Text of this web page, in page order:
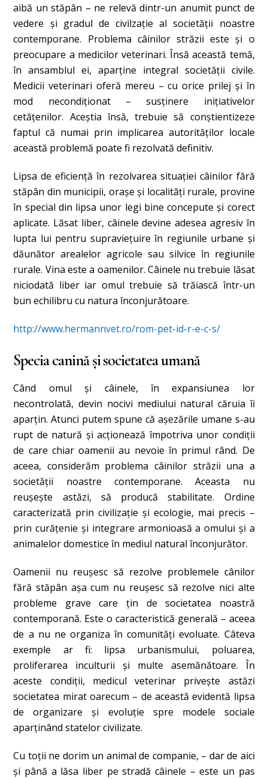
aibă un stăpân – ne relevă dintr-un anumit punct de
vedere și gradul de civilzaţie al societăţii noastre
contemporane. Problema câinilor străzii este şi o
preocupare a medicilor veterinari. Însă această temă,
în ansamblul ei, aparţine integral societăţii civile.
Medicii veterinari oferă mereu – cu orice prilej şi în
mod necondiţionat – susţinere iniţiativelor
cetăţenilor. Aceştia însă, trebuie să conştientizeze
faptul că numai prin implicarea autorităţilor locale
această problemă poate fi rezolvată definitiv.
Lipsa de eficienţă în rezolvarea situației câinilor fără
stăpân din municipii, oraşe şi localităţi rurale, provine
în special din lipsa unor legi bine concepute şi corect
aplicate. Lăsat liber, câinele devine adesea agresiv în
lupta lui pentru supravieţuire în regiunile urbane şi
dăunător arealelor agricole sau silvice în regiunile
rurale. Vina este a oamenilor. Câinele nu trebuie lăsat
niciodată liber iar omul trebuie să trăiască într-un
bun echilibru cu natura înconjurătoare.
http://www.hermannvet.ro/rom-pet-id-r-e-c-s/
Specia canină și societatea umană
Când omul şi câinele, în expansiunea lor
necontrolată, devin nocivi mediului natural căruia îi
aparţin. Atunci putem spune că aşezările umane s-au
rupt de natură şi acţionează împotriva unor condiții
de care chiar oamenii au nevoie în primul rând. De
aceea, considerăm problema câinilor străzii una a
societăţii noastre contemporane. Aceasta nu
reuşeşte astăzi, să producă stabilitate. Ordine
caracterizată prin civilizaţie şi ecologie, mai precis –
prin curăţenie şi integrare armonioasă a omului şi a
animalelor domestice în mediul natural înconjurător.
Oamenii nu reuşesc să rezolve problemele cânilor
fără stăpân aşa cum nu reuşesc să rezolve nici alte
probleme grave care ţin de societatea noastră
contemporană. Este o caracteristică generală – aceea
de a nu ne organiza în comunităţi evoluate. Câteva
exemple ar fi: lipsa urbanismului, poluarea,
proliferarea inculturii şi multe asemănătoare. În
aceste condiţii, medicul veterinar priveşte astăzi
societatea mirat oarecum – de această evidentă lipsa
de organizare şi evoluţie spre modele sociale
aparţinând statelor civilizate.
Cu toţii ne dorim un animal de companie, – dar de aici
şi până a lăsa liber pe stradă câinele – este un pas